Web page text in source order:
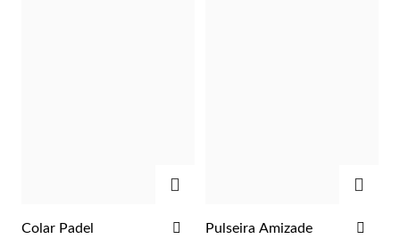
Prata e Ouro
Colar Padel
ADICIONAR
Pulseira Amizade